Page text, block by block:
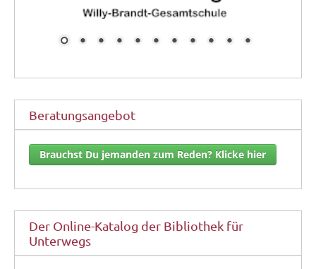
Beratungsangebot
Brauchst Du jemanden zum Reden? Klicke hier
Der Online-Katalog der Bibliothek für
Unterwegs